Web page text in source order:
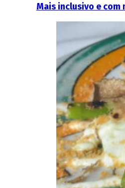
Mais inclusivo e